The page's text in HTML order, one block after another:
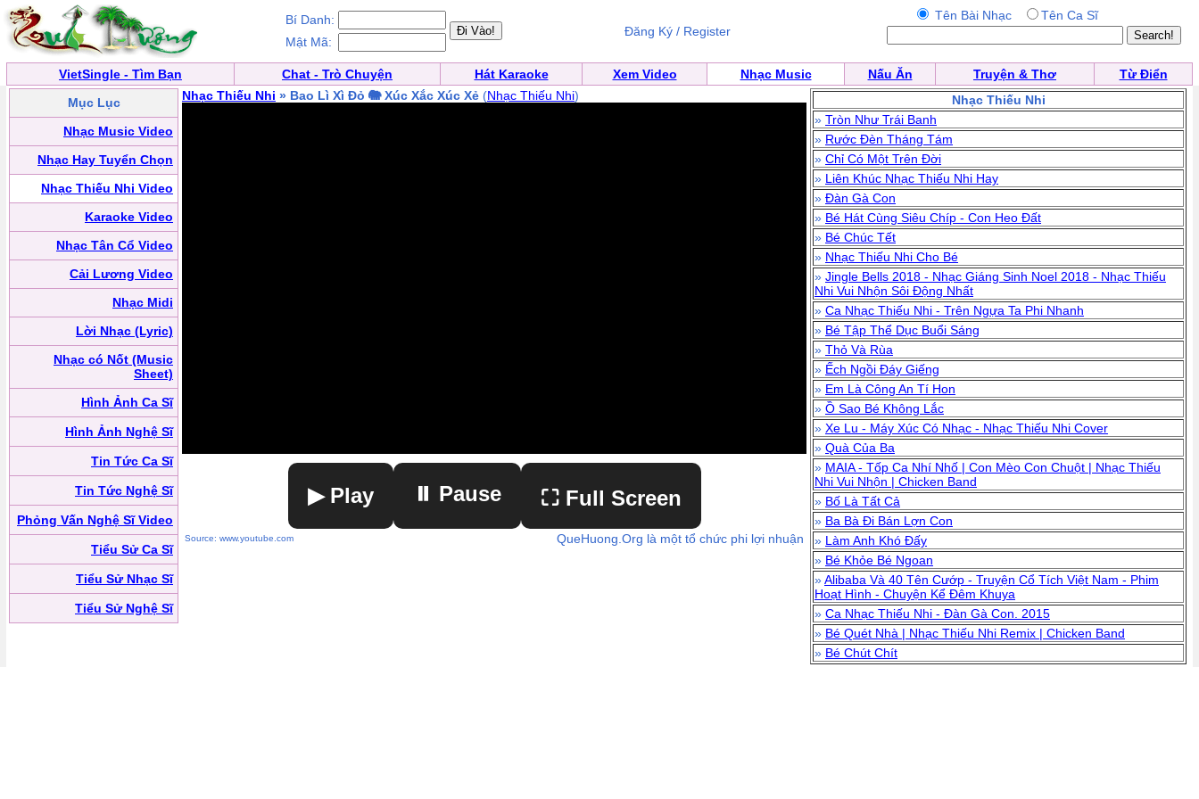
Bí Danh:
Mật Mã:
Đăng Ký / Register
Tên Bài Nhạc Tên Ca Sĩ
VietSingle - Tìm Bạn Chat - Trò Chuyện Hát Karaoke Xem Video Nhạc Music Nấu Ăn Truyện & Thơ
Từ Điển
Mục Lục
Nhạc Music Video
Nhạc Hay Tuyển Chọn
Nhạc Thiếu Nhi Video
Karaoke Video
Nhạc Tân Cổ Video
Cải Lương Video
Nhạc Midi
Lời Nhạc (Lyric)
Nhạc có Nốt (Music
Sheet)
Hình Ảnh Ca Sĩ
Hình Ảnh Nghệ Sĩ
Tin Tức Ca Sĩ
Tin Tức Nghệ Sĩ
Phỏng Vấn Nghệ Sĩ Video
Tiểu Sử Ca Sĩ
Tiểu Sử Nhạc Sĩ
Tiểu Sử Nghệ Sĩ
Nhạc Thiếu Nhi » Bao Lì Xì Đỏ 🐘 Xúc Xắc Xúc Xẻ (Nhạc Thiếu Nhi)
▶ Play ⏸ Pause ⛶ Full Screen
Source: www.youtube.com QueHuong.Org là một tổ chức phi lợi nhuận
Nhạc Thiếu Nhi
» Tròn Như Trái Banh
» Rước Đèn Tháng Tám
» Chỉ Có Một Trên Đời
» Liên Khúc Nhạc Thiếu Nhi Hay
» Đàn Gà Con
» Bé Hát Cùng Siêu Chíp - Con Heo Đất
» Bé Chúc Tết
» Nhạc Thiếu Nhi Cho Bé
» Jingle Bells 2018 - Nhạc Giáng Sinh Noel 2018 - Nhạc Thiếu
Nhi Vui Nhộn Sôi Động Nhất
» Ca Nhạc Thiếu Nhi - Trên Ngựa Ta Phi Nhanh
» Bé Tập Thể Dục Buổi Sáng
» Thỏ Và Rùa
» Ếch Ngồi Đáy Giếng
» Em Là Công An Tí Hon
» Ồ Sao Bé Không Lắc
» Xe Lu - Máy Xúc Có Nhạc - Nhạc Thiếu Nhi Cover
» Quà Của Ba
» MAIA - Tốp Ca Nhí Nhố | Con Mèo Con Chuột | Nhạc Thiếu
Nhi Vui Nhộn | Chicken Band
» Bố Là Tất Cả
» Ba Bà Đi Bán Lợn Con
» Làm Anh Khó Đấy
» Bé Khỏe Bé Ngoan
»Alibaba Và 40 Tên Cướp - Truyện Cổ Tích Việt Nam - Phim
Hoạt Hình - Chuyện Kể Đêm Khuya
» Ca Nhạc Thiếu Nhi - Đàn Gà Con. 2015
» Bé Quét Nhà | Nhạc Thiếu Nhi Remix | Chicken Band
» Bé Chút Chít